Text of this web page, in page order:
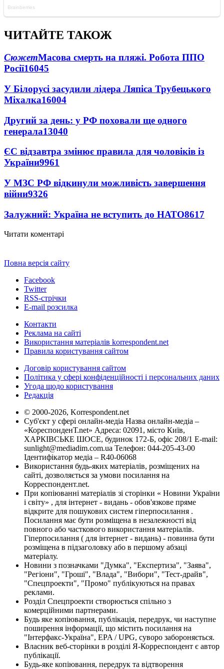
ЧИТАЙТЕ ТАКОЖ
СюжетМасова смерть на пляжі. Робота ППО
Росії16045
У Білорусі засудили лідера Ляпіса Трубецького
Міхалка16004
Другий за день: у РФ поховали ще одного
генерала13040
ЄС відзавтра змінює правила для чоловіків із
України9961
У МЗС РФ відкинули можливість завершення
війни9326
Залужний: Україна не вступить до НАТО8617
Читати коментарі
Повна версія сайту
Facebook
Twitter
RSS-стрічки
E-mail розсилка
Контакти
Реклама на сайті
Використання матеріалів korrespondent.net
Правила користування сайтом
Договір користування сайтом
Політика у сфері конфіденційності і персональних даних
Угода щодо користування
Редакція
© 2000-2026, Korrespondent.net
Суб'єкт у сфері онлайн-медіа Назва онлайн-медіа –
«КореспонденТ.net» Адреса: 02091, місто Київ,
ХАРКІВСЬКЕ ШОСЕ, будинок 172-Б, офіс 208/1 E-mail:
sunlight@mediadim.com.ua Телефон: 044-205-43-00
Ідентифікатор медіа – R40-06068
Використання будь-яких матеріалів, розміщених на
сайті, дозволяється за умови посилання на
Корреспондент.net.
При копіюванні матеріалів зі сторінки « Новини України
і світу» , для інтернет - видань - обов'язкове пряме
відкрите для пошукових систем гіперпосилання .
Посилання має бути розміщена в незалежності від
повного або часткового використання матеріалів.
Гіперпосилання ( для інтернет - видань) - повинна бути
розміщена в підзаголовку або в першому абзаці
матеріалу.
Новини з позначками "Думка", "Експертиза", "Заява",
"Регіони", "Гроші", "Влада", "Вибори", "Тест-драйв",
"Спецпроекти", "Промо" публікуються на правах
реклами.
Розділ Спецпроекти створюється спільно з
комерційними партнерами.
Будь яке копіювання, публікація, передрук, чи наступне
поширення інформації, що містить посилання на
"Інтерфакс-Україна", EPA / UPG, суворо забороняється.
Власник веб-сторінки в розділі Я-Корреспондент є автор
публікації.
Будь-яке копіювання, передрук та відтворення